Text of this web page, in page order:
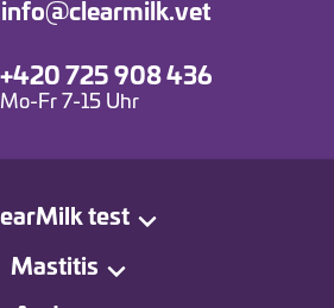
info@clearmilk.vet
+420 725 908 436
Mo-Fr 7-15 Uhr
test
Mastitis